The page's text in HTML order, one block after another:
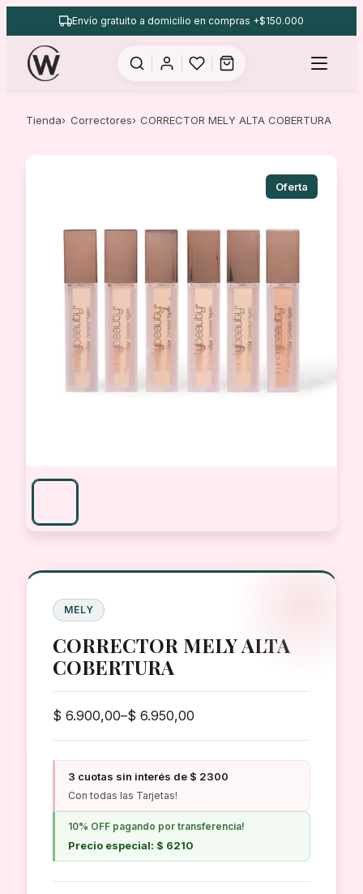
al
contenido
Envío gratuito a domicilio en compras +$150.000
Tienda Correctores CORRECTOR MELY ALTA COBERTURA
Oferta
MELY
CORRECTOR MELY ALTA
COBERTURA
$ 6.900,00–$ 6.950,00
Rango
de
precios:
desde
$ 6.900,00
hasta
$ 6.950,00
3 cuotas sin interés de $ 2300
Con todas las Tarjetas!
10% OFF pagando por transferencia!
Precio especial: $ 6210